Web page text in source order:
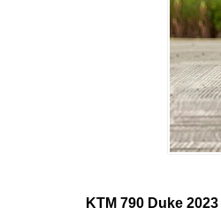
KTM 790 Duke 2023